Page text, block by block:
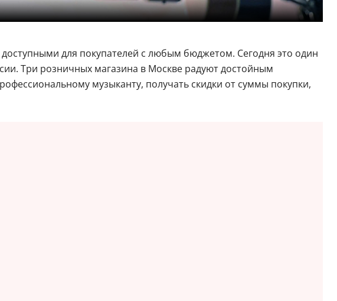
для покупателей с любым бюджетом. Сегодня это один
Три розничных магазина в Москве радуют достойным
музыканту, получать скидки от суммы покупки,